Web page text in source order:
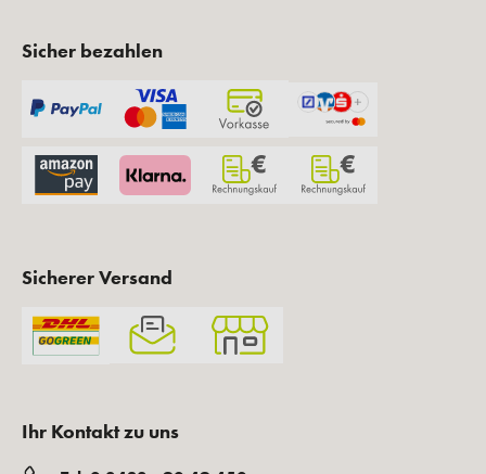
Sicher bezahlen
Sicherer Versand
Ihr Kontakt zu uns